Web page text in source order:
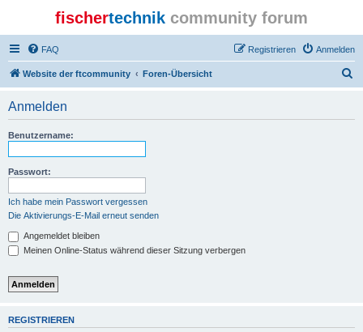
fischertechnik community forum
FAQ Anmelden
Registrieren
Website der ftcommunity Foren-Übersicht
Anmelden
Benutzername:
Passwort:
Ich habe mein Passwort vergessen
Die Aktivierungs-E-Mail erneut senden
Angemeldet bleiben
Meinen Online-Status während dieser Sitzung verbergen
REGISTRIEREN